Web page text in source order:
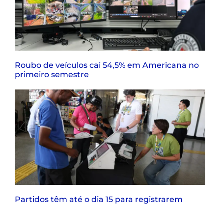
Roubo de veículos cai 54,5% em Americana no
primeiro semestre
Partidos têm até o dia 15 para registrarem